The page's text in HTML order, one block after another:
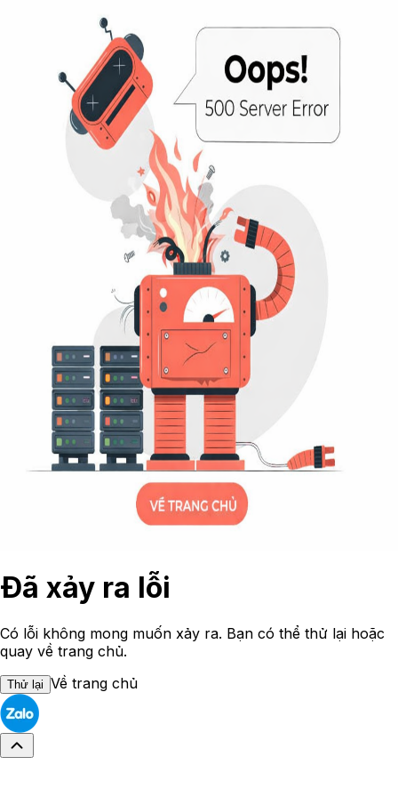
Đã xảy ra lỗi
Có lỗi không mong muốn xảy ra. Bạn có thể thử lại hoặc
quay về trang chủ.
Thử lại Về trang chủ